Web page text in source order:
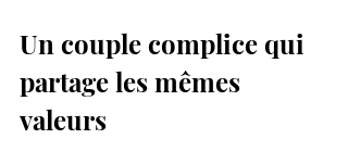
Un couple complice qui
partage les mêmes
valeurs